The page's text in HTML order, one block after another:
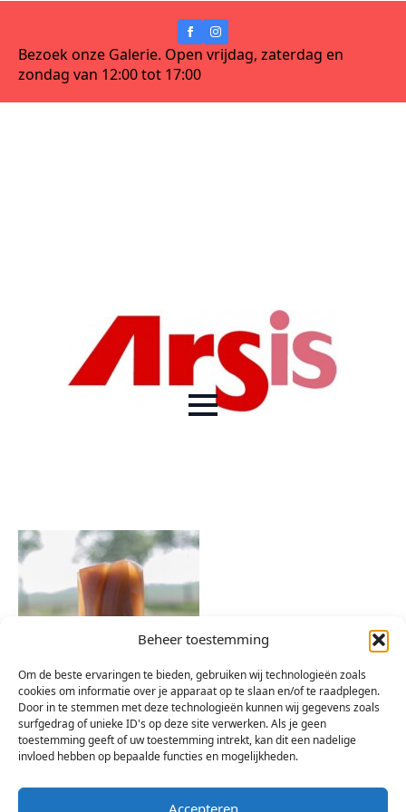
Beheer toestemming
Om de beste ervaringen te bieden, gebruiken wij technologieën zoals
cookies om informatie over je apparaat op te slaan en/of te raadplegen.
Door in te stemmen met deze technologieën kunnen wij gegevens zoals
surfgedrag of unieke ID's op deze site verwerken. Als je geen
toestemming geeft of uw toestemming intrekt, kan dit een nadelige
invloed hebben op bepaalde functies en mogelijkheden.
Accepteren
Bezoek onze Galerie. Open vrijdag, zaterdag en
zondag van 12:00 tot 17:00